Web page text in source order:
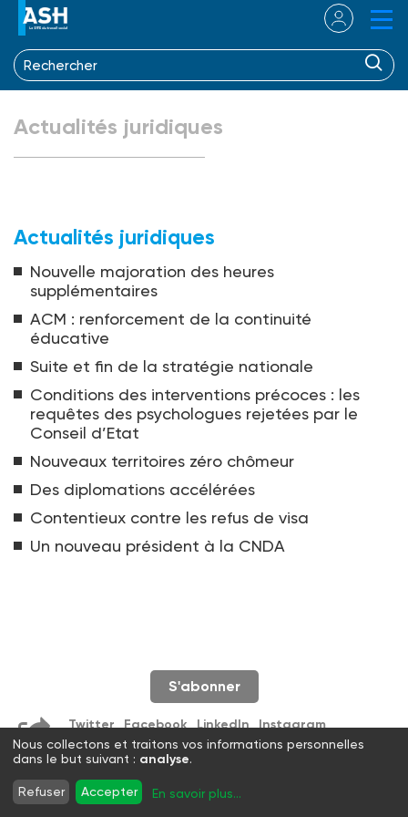
Actualités juridiques
Actualités juridiques
Nouvelle majoration des heures
supplémentaires
ACM : renforcement de la continuité
éducative
Suite et fin de la stratégie nationale
Conditions des interventions précoces : les
requêtes des psychologues rejetées par le
Conseil d’Etat
Nouveaux territoires zéro chômeur
Des diplomations accélérées
Contentieux contre les refus de visa
Un nouveau président à la CNDA
S'abonner
Twitter Facebook LinkedIn Instagram
WhatsApp
Nous collectons et traitons vos informations personnelles
dans le but suivant : analyse.
Refuser Accepter En savoir plus...